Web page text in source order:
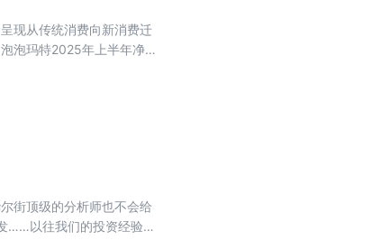
现从传统消费向新消费迁
泡玛特2025年上半年净利
与拉动经济增长的重要引
国货出海三大主线，投
密码。
街顶级的分析师也不会给
……以往我们的投资经验现